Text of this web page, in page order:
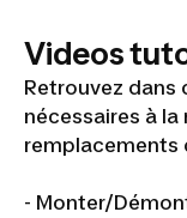
Videos
Retrouvez dans
nécessaires à
remplacements
- Monter/